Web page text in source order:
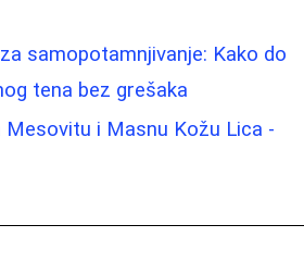
samopotamnjivanje: Kako do
tena bez grešaka
Mesovitu i Masnu Kožu Lica -